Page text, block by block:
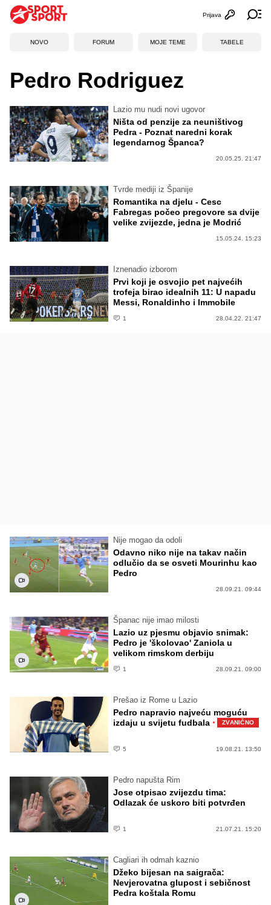
Otvori
Prijava
NOVO FORUM MOJE TEME TABELE
Pedro Rodriguez
Lazio mu nudi novi ugovor
Ništa od penzije za neuništivog
Pedra - Poznat naredni korak
legendarnog Španca?
20.05.25. 21:47
Tvrde mediji iz Španije
Romantika na djelu - Cesc
Fabregas počeo pregovore sa dvije
velike zvijezde, jedna je Modrić
15.05.24. 15:23
Iznenadio izborom
Prvi koji je osvojio pet najvećih
trofeja birao idealnih 11: U napadu
Messi, Ronaldinho i Immobile
1 28.04.22. 21:47
Nije mogao da odoli
Odavno niko nije na takav način
odlučio da se osveti Mourinhu kao
Pedro
28.09.21. 09:44
Španac nije imao milosti
Lazio uz pjesmu objavio snimak:
Pedro je 'školovao' Zaniola u
velikom rimskom derbiju
1 28.09.21. 09:00
Prešao iz Rome u Lazio
Pedro napravio najveću moguću
izdaju u svijetu fudbala · ZVANIČNO
5 19.08.21. 13:50
Pedro napušta Rim
Jose otpisao zvijezdu tima:
Odlazak će uskoro biti potvrđen
1 21.07.21. 15:20
Cagliari ih odmah kaznio
Džeko bijesan na saigrača:
Nevjerovatna glupost i sebičnost
Pedra koštala Romu